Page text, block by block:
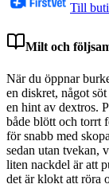
Till
Milt och
När du öppnar
en diskret, något
en hint av dextros.
både blött och torrt
för snabb med
sedan utan tvekan,
liten nackdel är att
det är klokt att röra